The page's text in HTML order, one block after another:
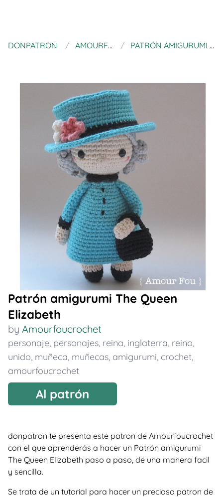
DONPATRON AMOURFOUCROCHET PATRÓN AMIGURUMI THE QUEEN ELIZABETH
Patrón amigurumi The Queen
Elizabeth
by Amourfoucrochet
personaje, personajes, reina, inglaterra, reino,
unido, muñeca, muñecas, amigurumi, crochet,
amourfoucrochet
Al patrón
donpatron te presenta este patron de Amourfoucrochet
con el que aprenderás a hacer un Patrón amigurumi
The Queen Elizabeth paso a paso, de una manera facil
y sencilla.
Se trata de un tutorial para hacer un precioso patron de